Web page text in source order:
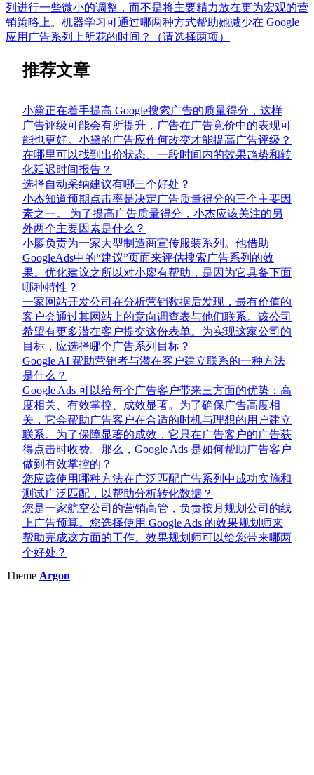
列进行一些微小的调整，而不是将主要精力放在更为宏观的营
销策略上。机器学习可通过哪两种方式帮助她减少在 Google
应用广告系列上所花的时间？（请选择两项）
推荐文章
小黛正在着手提高 Google搜索广告的质量得分，这样
广告评级可能会有所提升，广告在广告竞价中的表现可
能也更好。小黛的广告应作何改变才能提高广告评级？
在哪里可以找到出价状态、一段时间内的效果趋势和转
化延迟时间报告？
选择自动采纳建议有哪三个好处？
小杰知道预期点击率是决定广告质量得分的三个主要因
素之一。 为了提高广告质量得分，小杰应该关注的另
外两个主要因素是什么？
小廖负责为一家大型制造商宣传服装系列。他借助
GoogleAds中的“建议”页面来评估搜索广告系列的效
果。优化建议之所以对小廖有帮助，是因为它具备下面
哪种特性？
一家网站开发公司在分析营销数据后发现，最有价值的
客户会通过其网站上的意向调查表与他们联系。该公司
希望有更多潜在客户提交这份表单。为实现这家公司的
目标，应选择哪个广告系列目标？
Google AI 帮助营销者与潜在客户建立联系的一种方法
是什么？
Google Ads 可以给每个广告客户带来三方面的优势：高
度相关、有效掌控、成效显著。为了确保广告高度相
关，它会帮助广告客户在合适的时机与理想的用户建立
联系。为了保障显著的成效，它只在广告客户的广告获
得点击时收费。那么，Google Ads 是如何帮助广告客户
做到有效掌控的？
您应该使用哪种方法在广泛匹配广告系列中成功实施和
测试广泛匹配，以帮助分析转化数据？
您是一家航空公司的营销高管，负责按月规划公司的线
上广告预算。您选择使用 Google Ads 的效果规划师来
帮助完成这方面的工作。效果规划师可以给您带来哪两
个好处？
Theme Argon